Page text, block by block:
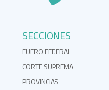
SECCIONES
FUERO FEDERAL
CORTE SUPREMA
PROVINCIAS